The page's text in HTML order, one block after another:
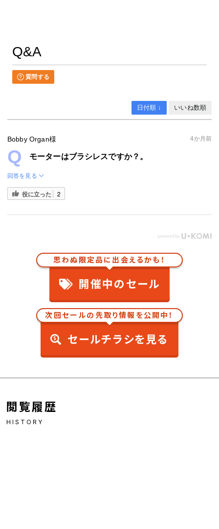
Q&A
質問する
日付順 ↓ いいね数順
Bobby Organ様 4か月前
モーターはブラシレスですか？。
回答を見る
役に立った 2
思わぬ限定品に出会えるかも！
開催中のセール
次回セールの先取り情報を公開中！
セールチラシを見る
閲覧履歴
HISTORY